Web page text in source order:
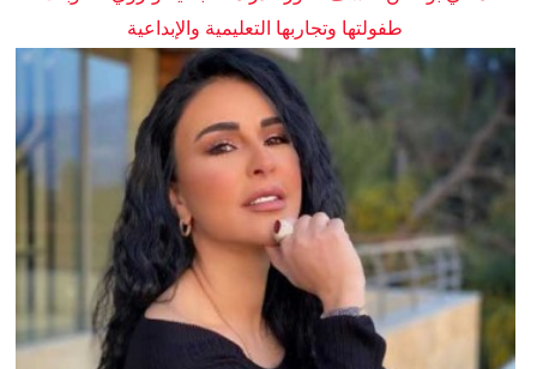
طفولتها وتجاربها التعليمية والإبداعية